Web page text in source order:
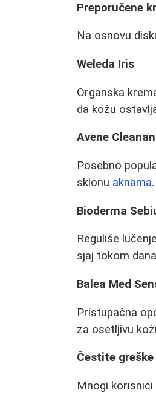
Preporučene
Na osnovu
Weleda Iris
Organska
da kožu
Avene
Posebno
sklonu aknama.
Bioderma
Reguliše
sjaj tokom
Balea Med
Pristupačna
za osetljivu
Čestite
Mnogi